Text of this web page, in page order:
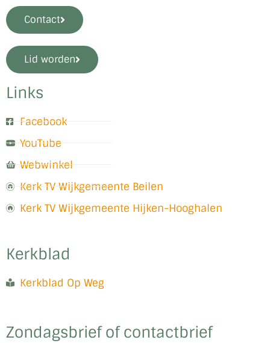
Contact
Lid worden
Links
Facebook
YouTube
Webwinkel
Kerk TV Wijkgemeente Beilen
Kerk TV Wijkgemeente Hijken-Hooghalen
Kerkblad
Kerkblad Op Weg
Zondagsbrief of contactbrief